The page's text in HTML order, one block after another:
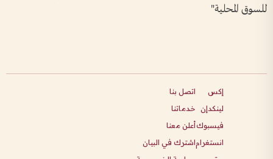
للسوق المحلية"
إكس
لينكدإن
فيسبوك
انستغرام
اتصل بنا
خدماتنا
أعلن معنا
اشترك في البيان